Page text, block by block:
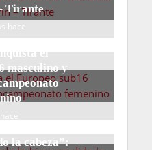
Tirante
hace
el
masculino y
la cabeza”: